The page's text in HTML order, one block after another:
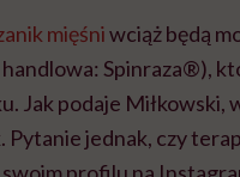
mięśniwciąż będą
Spinraza®),
Jak podaje
jednak, czy